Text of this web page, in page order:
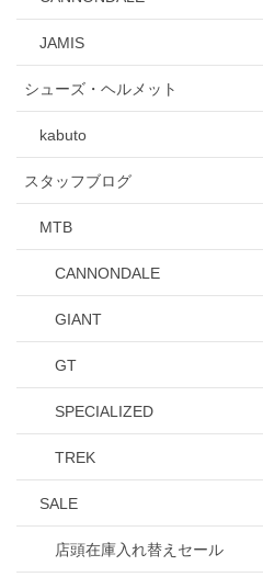
JAMIS
シューズ・ヘルメット
kabuto
スタッフブログ
MTB
CANNONDALE
GIANT
GT
SPECIALIZED
TREK
SALE
店頭在庫入れ替えセール